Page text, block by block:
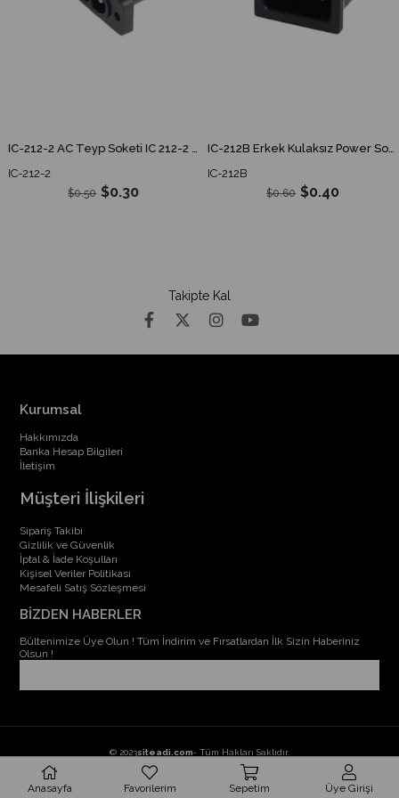
IC-212-2 AC Teyp Soketi IC 212-2 IC212-2
IC-212-2
$0.30
$0.50
IC-212B Erkek Kulaksız Power Soket IC212B IC 212B
IC-212B
$0.40
$0.60
Takipte Kal
Kurumsal
Hakkımızda
Banka Hesap Bilgileri
İletişim
Müşteri İlişkileri
Sipariş Takibi
Gizlilik ve Güvenlik
İptal & İade Koşulları
Kişisel Veriler Politikası
Mesafeli Satış Sözleşmesi
BİZDEN HABERLER
Bültenimize Üye Olun ! Tüm İndirim ve Fırsatlardan İlk Sizin Haberiniz
Olsun !
© 2023siteadi.com- Tüm Hakları Saklıdır.
Anasayfa Favorilerim Sepetim Üye Girişi